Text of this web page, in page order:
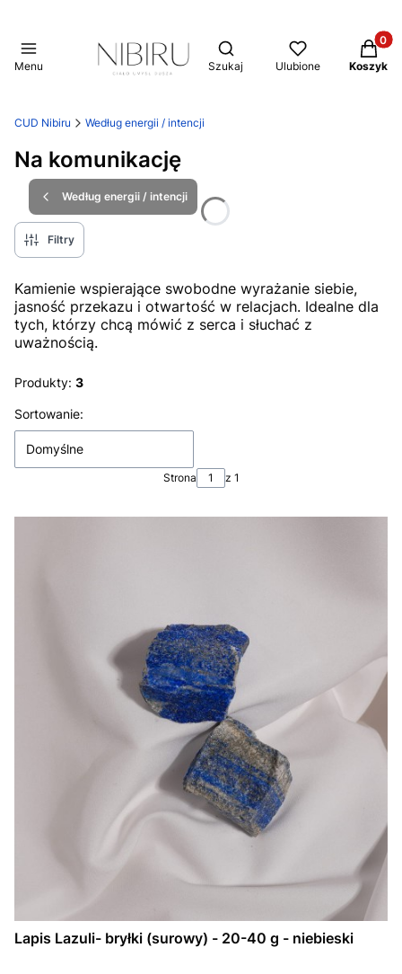
Menu
Otwórz wyszukiwarkę
Szukaj Ulubione Koszyk
CUD Nibiru Według energii / intencji
Na komunikację
Według energii / intencji
Filtry
Kamienie wspierające swobodne wyrażanie siebie,
jasność przekazu i otwartość w relacjach. Idealne dla
tych, którzy chcą mówić z serca i słuchać z
uważnością.
Produkty: 3
Lista produktów
Sortowanie:
Domyślne
Strona z 1
Lapis Lazuli- bryłki (surowy) - 20-40 g - niebieski